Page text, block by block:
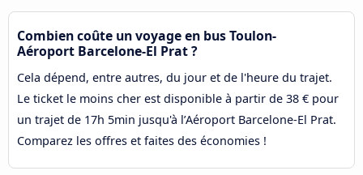
Combien coûte un voyage en bus Toulon-
Aéroport Barcelone-El Prat ?
Cela dépend, entre autres, du jour et de l'heure du trajet.
Le ticket le moins cher est disponible à partir de 38 € pour
un trajet de 17h 5min jusqu'à l’Aéroport Barcelone-El Prat.
Comparez les offres et faites des économies !